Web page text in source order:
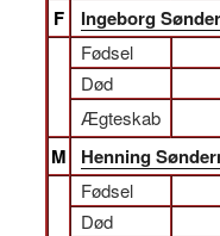
F Ingeborg
Fødsel
Død
Ægteskab
M
Henning
Fødsel
Død